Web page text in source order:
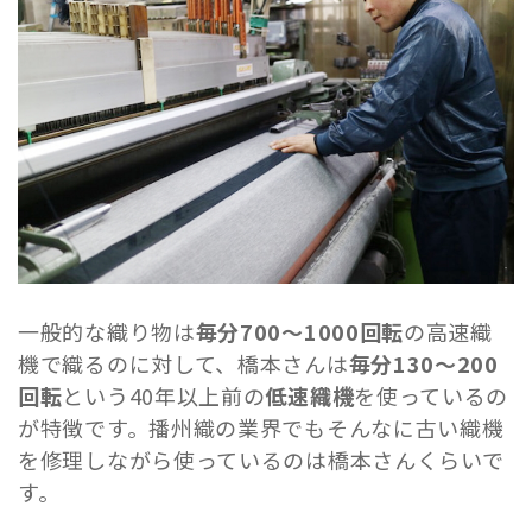
一般的な織り物は毎分700～1000回転の高速織
機で織るのに対して、橋本さんは毎分130～200
回転という40年以上前の低速織機を使っているの
が特徴です。播州織の業界でもそんなに古い織機
を修理しながら使っているのは橋本さんくらいで
す。